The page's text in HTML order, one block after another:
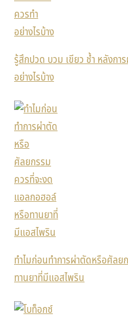
รู้สึกปวด บวม เขียว ช้ำ หลังก
อย่างไรบ้าง
ทำไมก่อนทำการผ่าตัดหรือศัล
ทานยาที่มีแอสไพริน